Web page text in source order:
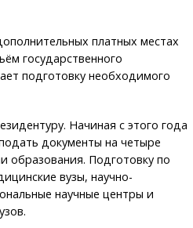
платных местах
государственного
подготовку необходимого
Начиная с этого года
документы на четыре
образования. Подготовку по
вузы, научно-
научные центры и